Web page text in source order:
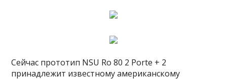
Сейчас прототип NSU Ro 80 2 Porte + 2
принадлежит известному американскому